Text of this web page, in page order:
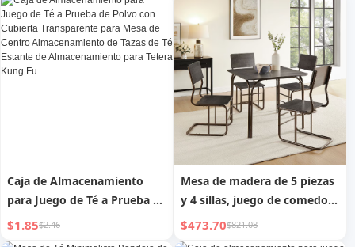
Mesa de Centro con
Otomanas, Madera Maciza
Caja de Almacenamiento
para Juego de Té a Prueba de
Polvo con Cubierta
Transparente para Mesa de
$1.85$2.46
Mesa de madera de 5 piezas
y 4 sillas, juego de comedor
moderno
$473.70$821.08